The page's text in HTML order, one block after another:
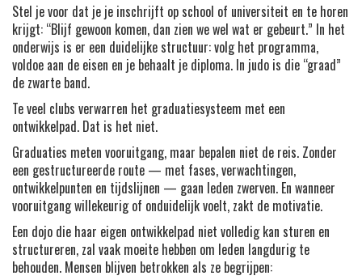
Stel je voor dat je je inschrijft op school of universiteit en te horen
krijgt: “Blijf gewoon komen, dan zien we wel wat er gebeurt.” In het
onderwijs is er een duidelijke structuur: volg het programma,
voldoe aan de eisen en je behaalt je diploma. In judo is die “graad”
de zwarte band.
Te veel clubs verwarren het graduatiesysteem met een
ontwikkelpad. Dat is het niet.
Graduaties meten vooruitgang, maar bepalen niet de reis. Zonder
een gestructureerde route — met fases, verwachtingen,
ontwikkelpunten en tijdslijnen — gaan leden zwerven. En wanneer
vooruitgang willekeurig of onduidelijk voelt, zakt de motivatie.
Een dojo die haar eigen ontwikkelpad niet volledig kan sturen en
structureren, zal vaak moeite hebben om leden langdurig te
behouden. Mensen blijven betrokken als ze begrijpen: